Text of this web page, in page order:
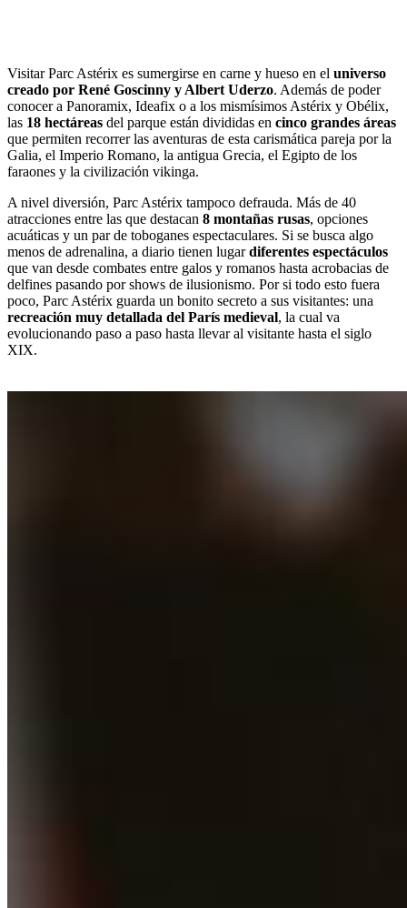
Visitar Parc Astérix es sumergirse en carne y hueso en el universo
creado por René Goscinny y Albert Uderzo. Además de poder
conocer a Panoramix, Ideafix o a los mismísimos Astérix y Obélix,
las 18 hectáreas del parque están divididas en cinco grandes áreas
que permiten recorrer las aventuras de esta carismática pareja por la
Galia, el Imperio Romano, la antigua Grecia, el Egipto de los
faraones y la civilización vikinga.
A nivel diversión, Parc Astérix tampoco defrauda. Más de 40
atracciones entre las que destacan 8 montañas rusas, opciones
acuáticas y un par de toboganes espectaculares. Si se busca algo
menos de adrenalina, a diario tienen lugardiferentes espectáculos
que van desde combates entre galos y romanos hasta acrobacias de
delfines pasando por shows de ilusionismo. Por si todo esto fuera
poco, Parc Astérix guarda un bonito secreto a sus visitantes: una
recreación muy detallada del París medieval, la cual va
evolucionando paso a paso hasta llevar al visitante hasta el siglo
XIX.